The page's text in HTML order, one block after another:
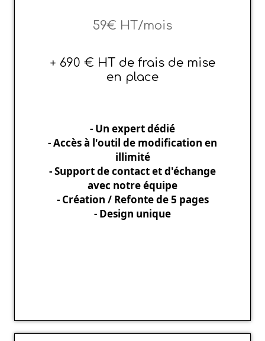
59€ HT/mois
+ 690 € HT de frais de mise
en place
- Un expert dédié
- Accès à l'outil de modification en
illimité
- Support de contact et d'échange
avec notre équipe
- Création / Refonte de 5 pages
- Design unique